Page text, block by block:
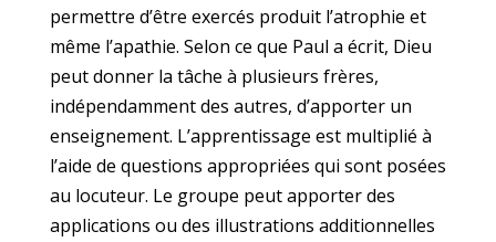
permettre d’être exercés produit l’atrophie et
même l’apathie. Selon ce que Paul a écrit, Dieu
peut donner la tâche à plusieurs frères,
indépendamment des autres, d’apporter un
enseignement. L’apprentissage est multiplié à
l’aide de questions appropriées qui sont posées
au locuteur. Le groupe peut apporter des
applications ou des illustrations additionnelles